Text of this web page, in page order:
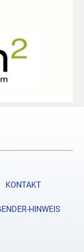
KONTAKT
HINWEIS